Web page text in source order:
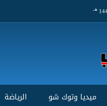
هـ
ميديا وتوك شو الرياضة